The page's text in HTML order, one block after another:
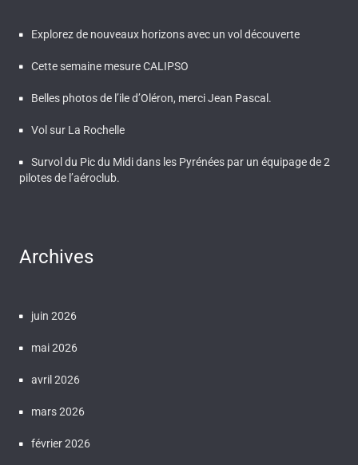
Explorez de nouveaux horizons avec un vol découverte
Cette semaine mesure CALIPSO
Belles photos de l’ile d’Oléron, merci Jean Pascal.
Vol sur La Rochelle
Survol du Pic du Midi dans les Pyrénées par un équipage de 2
pilotes de l’aéroclub.
Archives
juin 2026
mai 2026
avril 2026
mars 2026
février 2026